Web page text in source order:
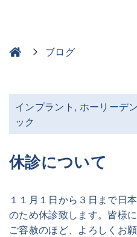
ブログ
インプラント , ホーリーデ
ック
休診について
１１月１日から３日まで日
のため休診致します。皆様
ご容赦のほど、よろしくお願